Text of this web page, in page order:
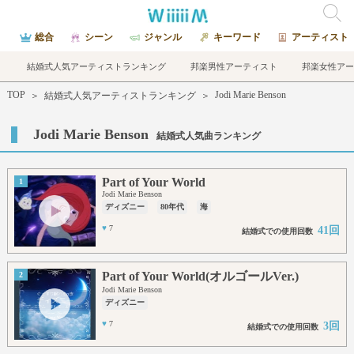
総合 シーン ジャンル キーワード アーティスト
結婚式人気アーティストランキング 邦楽男性アーティスト 邦楽女性ア
TOP ＞ 結婚式人気アーティストランキング ＞ Jodi Marie Benson
Jodi Marie Benson 結婚式人気曲ランキング
1 Part of Your World
Jodi Marie Benson
ディズニー
80年代 海
♥ 7 結婚式での使用回数 41回
2 Part of Your World(オルゴールVer.)
Jodi Marie Benson
ディズニー
♥ 7 結婚式での使用回数 3回